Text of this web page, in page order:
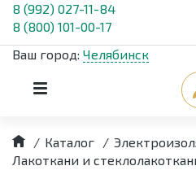
8 (992) 027-11-84
8 (800) 101-00-17
Ваш город: Челябинск
/ Каталог /
Лакоткани и